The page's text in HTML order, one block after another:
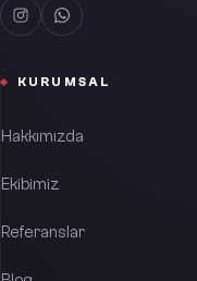
KURUMSAL
Hakkımızda
Ekibimiz
Referanslar